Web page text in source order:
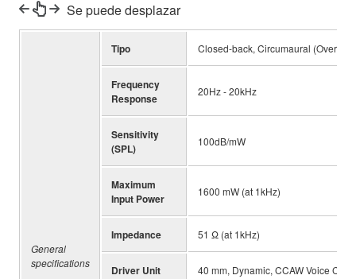
Se puede desplazar
General
specifications
Tipo Closed-back, Circumaural (Over
Frequency
Response
20Hz - 20kHz
Sensitivity
(SPL)
100dB/mW
Maximum
Input Power
1600 mW (at 1kHz)
Impedance 51 Ω (at 1kHz)
Driver Unit 40 mm, Dynamic, CCAW Voice Coil